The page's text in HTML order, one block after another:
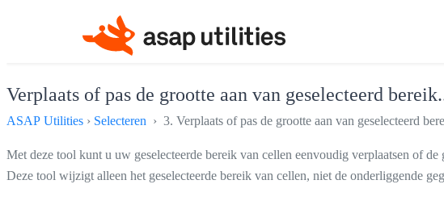
Verplaats of pas de grootte aan van geselecteerd
ASAP Utilities › Selecteren › 3. Verplaats of pas de grootte aan van geselecteerd
Met deze tool kunt u uw geselecteerde bereik van cellen eenvoudig verplaatsen of de
Deze tool wijzigt alleen het geselecteerde bereik van cellen, niet de onderliggende